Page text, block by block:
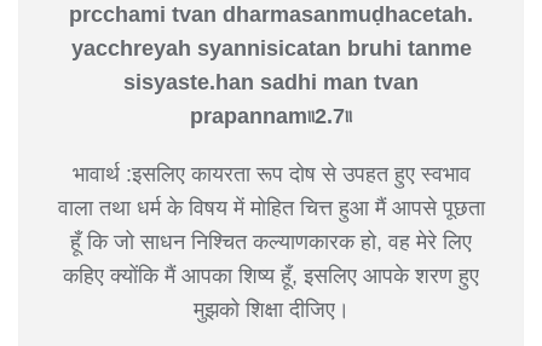
prcchami tvan dharmasanmuḍhacetah.
yacchreyah syannisicatan bruhi tanme
sisyaste.han sadhi man tvan
prapannam৷৷2.7৷৷
भावार्थ :इसलिए कायरता रूप दोष से उपहत हुए स्वभाव
वाला तथा धर्म के विषय में मोहित चित्त हुआ मैं आपसे पूछता
हूँ कि जो साधन निश्चित कल्याणकारक हो, वह मेरे लिए
कहिए क्योंकि मैं आपका शिष्य हूँ, इसलिए आपके शरण हुए
मुझको शिक्षा दीजिए।